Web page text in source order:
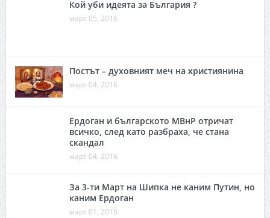
Кой уби идеята за България ?
март 05, 2016
Постът – духовният меч на християнина
март 04, 2016
Ердоган и българското МВнР отричат
всичко, след като разбраха, че стана
скандал
март 04, 2016
За 3-ти Март на Шипка не каним Путин, но
каним Ердоган
март 01, 2016